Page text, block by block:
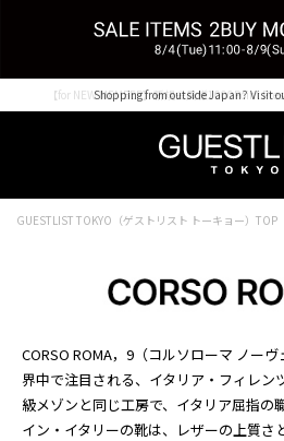
Shopping from outside Japan? Visit
【for NEW MEMBER】新規会員様1000Point
GUESTLIST TOKYO（ゲストリスト トーキョー）TOP
CORSO ROMA，9（コルソローマ ノー
界中で注目される、イタリア・フィレン
級メゾンと同じ工房で、イタリア屈指の
イン・イタリーの靴は、レザーの上質さ